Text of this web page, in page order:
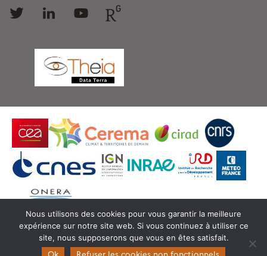
Follow Follow
© Copyright Theia -SEDOO (Service de Données
OMP)
Nous utilisons des cookies pour vous garantir la meilleure
expérience sur notre site web. Si vous continuez à utiliser ce
site, nous supposerons que vous en êtes satisfait.
Ok Refuser les cookies non fonctionnels